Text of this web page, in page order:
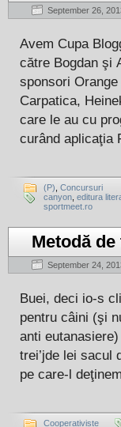
September 26,
Avem Cupa
către Bogdan şi
sponsori
Carpatica,
care le au cu
curând aplicaţia
(P) Concursuri
canyon editura
sportmeet.ro
Metodă
September 24,
Buei, deci io-s
pentru câini (şi
anti
trei’jde lei sacul
pe care-l
Cooperativiste